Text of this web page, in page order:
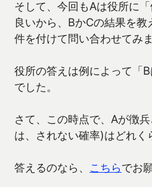
そして、今回もAは役所に
良いから、BかCの結果を
件を付けて問い合わせてみま
役所の答えは例によって「B
でした。
さて、この時点で、Aが徴
は、されない確率)はどれく
答えるのなら、 こちらでお